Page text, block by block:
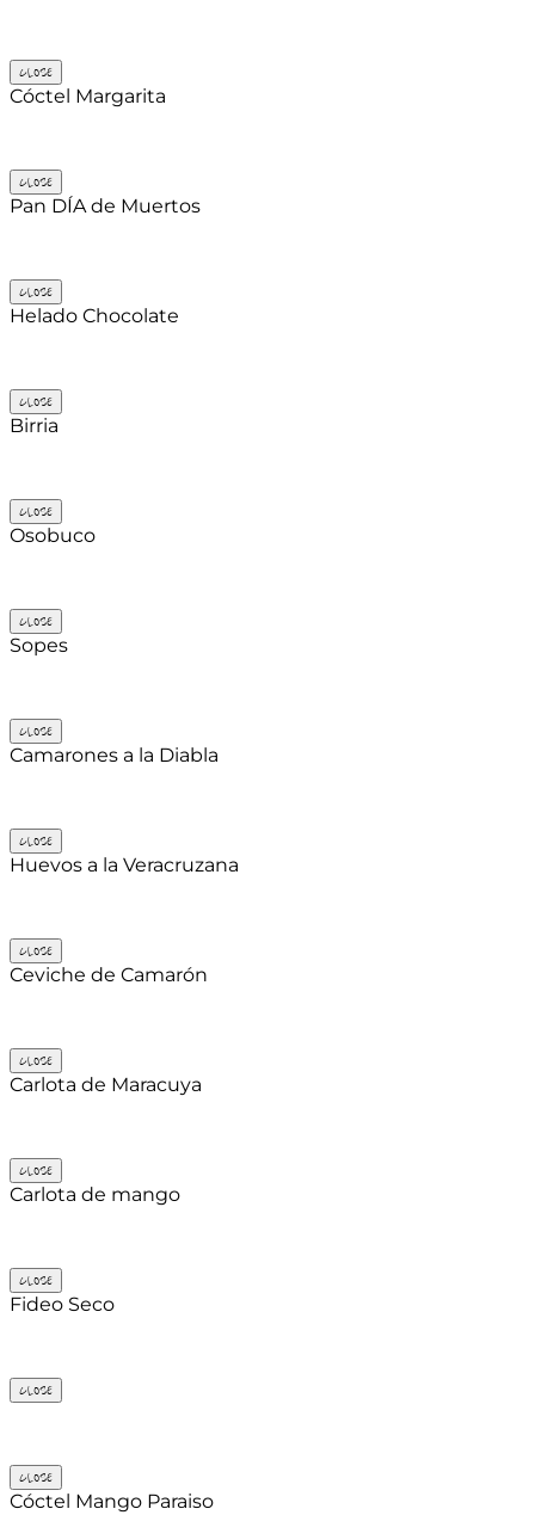
CLOSE
Cóctel Margarita
CLOSE
Pan DÍA de Muertos
CLOSE
Helado Chocolate
CLOSE
Birria
CLOSE
Osobuco
CLOSE
Sopes
CLOSE
Camarones a la Diabla
CLOSE
Huevos a la Veracruzana
CLOSE
Ceviche de Camarón
CLOSE
Carlota de Maracuya
CLOSE
Carlota de mango
CLOSE
Fideo Seco
CLOSE
CLOSE
Cóctel Mango Paraiso